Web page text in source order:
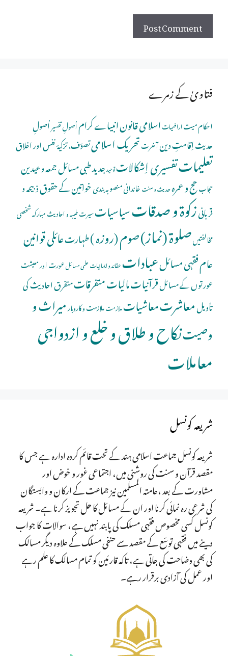
فتاویٰ کے زمرے
احکام میتاراضیاتاسلامی قانونانبیاے کراماُصولِ تفسیراُصولِ
حدیثاِقامتِ دینآخرتتحریک اسلامیتصوّف، تزکیۂ نفس اور اخلاق
تعلیماتتفسیری اِشکالاتتوحیدجدید طبی مسائلجمعہ و عیدین
حجابحج و عمرہحدیث و سنتخاندانی منصوبہ بندیخواتین کے حقوقذبیحہ و
قربانیزکوۃ و صدقاتسیاسیاتسیرت طیبہ و احادیث مبارکہشخصی
مخالفتیںصلوة (نماز)صوم (روزہ )طہارتعائلی قوانین
عام فقہی مسائلعباداتعقائد و ایمانیاتعلمی مسائلعورت اور معیشت
عورتوں کے مسائلقرآنیاتمالیاتمتفرقاتمتفرق احادیث کی
تأویلمعاشرتمعاشیاتملازمتملازمت و کاروبارمیراث و
وصیتنکاح و طلاق و خلع و ازدواجی
معاملات
شریعہ کونسل
شریعہ کونسل جماعت اسلامی ہند کے تحت قائم کردہ ادارہ ہے جس کا
مقصد قرآن و سنت کی روشنی میں، اجتماعی غور و خوض اور
مشاورت کے بعد ،عامتہ المسلمین نیز جماعت کے ارکان و وابستگان
کی شرعی رہ نمائی کرنا اور ان کے مسائل کا حل تجویز کرنا ہے۔ شریعہ
کونسل کسی مخصوص فقہی مسلک کی پابند نہیں ہے، سوالات کا جواب
دینے میں فقہی توسّع کے مقصد سے حنفی مسلک کے علاوہ دیگر مسالک
کی بھی وضاحت کی جاتی ہے، تاکہ قارئین کو تمام مسالک کا علم رہے
اور عمل کی آزادی برقرار رہے۔